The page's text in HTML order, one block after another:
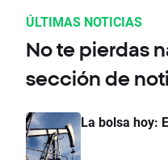
ÚLTIMAS NOTICIAS
No te pierdas
sección de
La bolsa hoy: